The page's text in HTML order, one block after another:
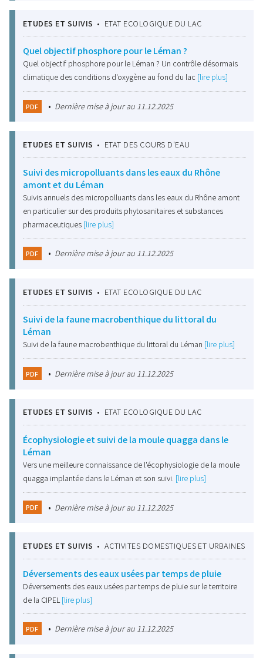
ETUDES ET SUIVIS • ETAT ECOLOGIQUE DU LAC
Quel objectif phosphore pour le Léman ?
Quel objectif phosphore pour le Léman ? Un contrôle désormais
climatique des conditions d'oxygène au fond du lac [lire plus]
PDF • Dernière mise à jour au 11.12.2025
ETUDES ET SUIVIS • ETAT DES COURS D'EAU
Suivi des micropolluants dans les eaux du Rhône
amont et du Léman
Suivis annuels des micropolluants dans les eaux du Rhône amont
en particulier sur des produits phytosanitaires et substances
pharmaceutiques [lire plus]
PDF • Dernière mise à jour au 11.12.2025
ETUDES ET SUIVIS • ETAT ECOLOGIQUE DU LAC
Suivi de la faune macrobenthique du littoral du
Léman
Suivi de la faune macrobenthique du littoral du Léman [lire plus]
PDF • Dernière mise à jour au 11.12.2025
ETUDES ET SUIVIS • ETAT ECOLOGIQUE DU LAC
Écophysiologie et suivi de la moule quagga dans le
Léman
Vers une meilleure connaissance de l'écophysiologie de la moule
quagga implantée dans le Léman et son suivi. [lire plus]
PDF • Dernière mise à jour au 11.12.2025
ETUDES ET SUIVIS • ACTIVITES DOMESTIQUES ET URBAINES
Déversements des eaux usées par temps de pluie
Déversements des eaux usées par temps de pluie sur le territoire
de la CIPEL [lire plus]
PDF • Dernière mise à jour au 11.12.2025